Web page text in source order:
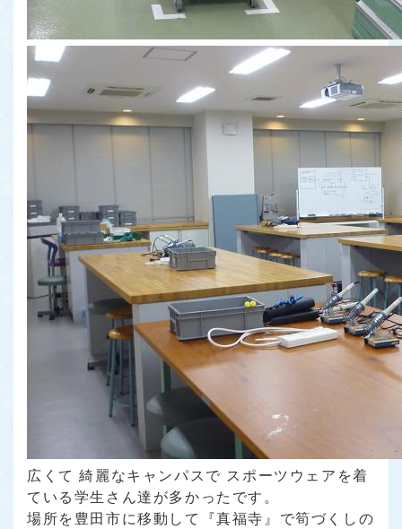
広くて 綺麗なキャンパスで スポーツウェアを着
ている学生さん達が多かったです。
場所を豊田市に移動して
『真福寺』 で筍づくしの